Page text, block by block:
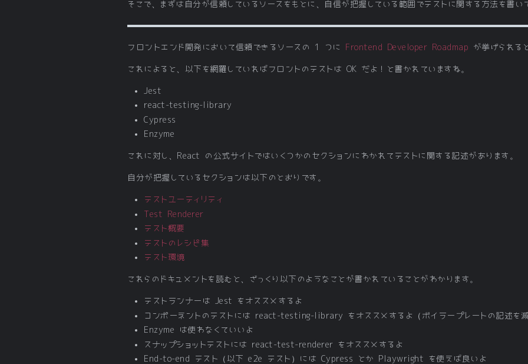
そこで、まずは自分が信頼しているソースをもとに、自信が把握している範囲でテストに関する方法を書い
フロントエンド開発において信頼できるソースの 1 つに Frontend Developer Roadmap が挙げられる
これによると、以下を網羅していればフロントのテストは OK だよ！と書かれていますね。
Jest
react-testing-library
Cypress
Enzyme
これに対し、React の公式サイトではいくつかのセクションにわかれてテストに関する記述があります。
自分が把握しているセクションは以下のとおりです。
テストユーティリティ
Test Renderer
テスト概要
テストのレシピ集
テスト環境
これらのドキュメントを読むと、ざっくり以下のようなことが書かれていることがわかります。
テストランナーは Jest をオススメするよ
コンポーネントのテストには react-testing-library をオススメするよ（ボイラープレートの記述を減
Enzyme は使わなくていいよ
スナップショットテストには react-test-renderer をオススメするよ
End-to-end テスト（以下 e2e テスト）には Cypress とか Playwright を使えば良いよ